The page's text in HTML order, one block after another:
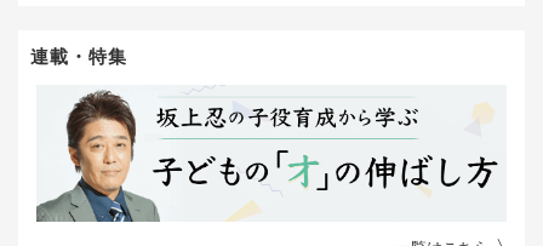
連載・特集